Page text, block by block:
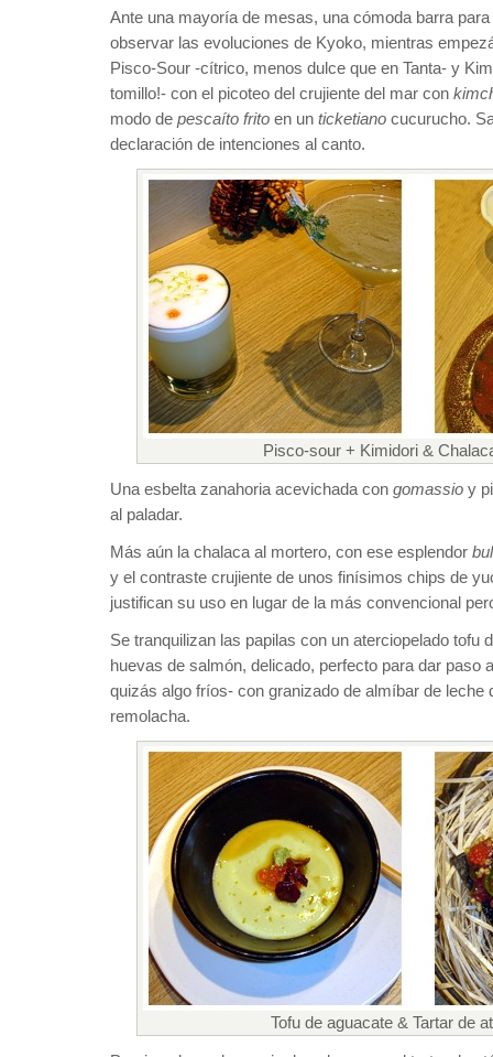
Ante una mayoría de mesas, una cómoda barra
observar las evoluciones de Kyoko, mientras
Pisco-Sour -cítrico, menos dulce que en Tanta- y
tomillo!- con el picoteo del crujiente del mar con
modo de pescaíto frito en un ticketiano cucurucho.
declaración de intenciones al canto.
Pisco-sour + Kimidori &
Una esbelta zanahoria acevichada con gomassio y
al paladar.
Más aún la chalaca al mortero, con ese esplendor
y el contraste crujiente de unos finísimos chips de
justifican su uso en lugar de la más convencional
Se tranquilizan las papilas con un aterciopelado tofu
huevas de salmón, delicado, perfecto para dar paso
quizás algo fríos- con granizado de almíbar de leche
remolacha.
Tofu de aguacate & Tartar de